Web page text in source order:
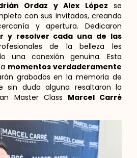
Ordaz y Alex López se
con sus invitados, creando
y apertura. Dedicaron
y resolver cada una de las
de la belleza les
una conexión genuina. Esta
momentos verdaderamente
grabados en la memoria de
sin duda alguna resaltaron la
Master Class Marcel Carré